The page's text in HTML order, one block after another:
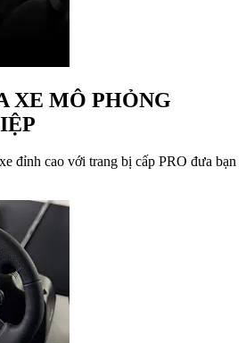
XE MÔ PHỎNG
đỉnh cao với trang bị cấp PRO đưa bạn